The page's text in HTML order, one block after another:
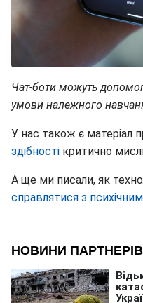
Чат-боти можуть
умови належного
У нас також є матеріал
здібності критично
А ще ми писали, як
справлятися з